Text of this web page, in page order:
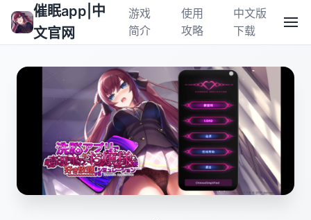
催眠app|中
文官网
游戏
简介
使用
攻略
中文版
下载